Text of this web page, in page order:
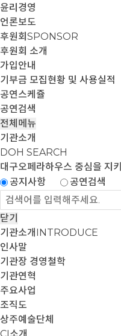
윤리경영
언론보도
후원회 SPONSOR
후원회 소개
가입안내
기부금 모집현황 및 사용실적
공연스케쥴
공연검색
전체메뉴
기관소개
DOH SEARCH
대구오페라하우스 중심을 지
공지사항
공연검색
닫기
기관소개 INTRODUCE
인사말
기관장 경영철학
기관연혁
주요사업
조직도
상주예술단체